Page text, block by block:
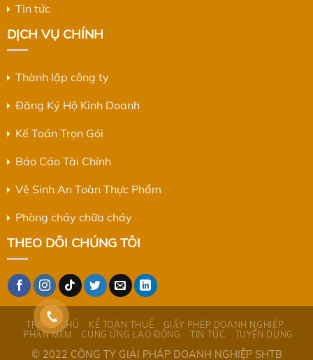
Tin tức
DỊCH VỤ CHÍNH
Thành lập công ty
Đăng Ký Hộ Kinh Doanh
Kế Toán Trọn Gói
Báo Cáo Tài Chính
Vệ Sinh An Toàn Thực Phẩm
Phòng cháy chữa cháy
THEO DÕI CHÚNG TÔI
TRANG CHỦ KẾ TOÁN THUẾ
GIẤY PHÉP DOANH NGHIỆP
PHẦN MỀM
CUNG ỨNG LAO ĐỘNG TIN TỨC TUYỂN DỤNG
© 2022 CÔNG TY GIẢI PHÁP DOANH NGHIỆP SHTB